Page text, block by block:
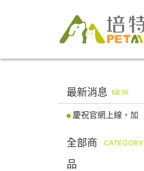
最新消息 NEW
慶祝官網上線，加
折價券! 馬上註冊會
員
全部商
品
CATEGORY